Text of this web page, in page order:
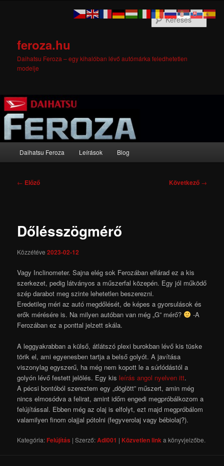
feroza.hu
Daihatsu Feroza – egy kihalóban lévő autómárka feledhetetlen
modelje
Daihatsu Feroza Leírások Blog
Bejegyzés
← Előző Következő →
Dőlésszögmérő
Közzétéve2023-02-12
Vagy Inclinometer. Sajna elég sok Ferozában elfárad ez a kis
szerkezet, pedig látványos a műszerfal közepén. Egy jól működő
szép darabot meg szinte lehetetlen beszerezni.
Eredetileg méri az autó megdőlését, de képes a gyorsulások és
erők mérésére is. Na milyen autóban van még „G” mérő?
-A
Ferozában ez a ponttal jelzett skála.
A leggyakrabban a külső, átlátszó plexi burokban lévő kis tüske
törik el, ami egyenesben tartja a belső golyót. A javítása
viszonylag egyszerű, ha még nem kopott le a súrlódástól a
golyón lévő festett jelölés. Egy kis leírás angol nyelven itt.
A pécsi bontóból szereztem egy „döglött” műszert, amin még
nincs elmosódva a felirat, amint időm engedi megpróbálkozom a
felújítással. Ebben még az olaj is elfolyt, ezt majd megpróbálom
valamilyen finom olajjal pótolni (fegyverolaj vagy bébiolaj?).
Kategória: Felújítás | Szerző:Adi001 | Közvetlen linka könyvjelzőbe.